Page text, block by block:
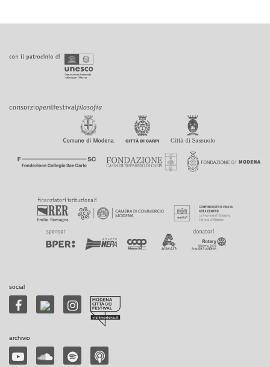
social
archivio